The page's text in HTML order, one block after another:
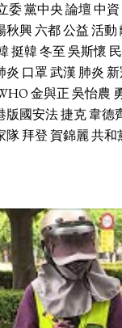
委黨中央論壇中資
秋興六都公益活動
挺韓冬至吳斯懷
炎 口罩武漢 肺炎
金與正吳怡農
版國安法捷克韋德
隊拜登賀錦麗共和